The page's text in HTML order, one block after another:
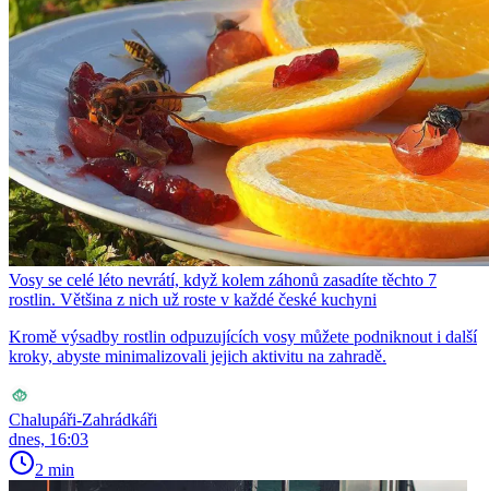
Vosy se celé léto nevrátí, když kolem záhonů zasadíte těchto 7
rostlin. Většina z nich už roste v každé české kuchyni
Kromě výsadby rostlin odpuzujících vosy můžete podniknout i další
kroky, abyste minimalizovali jejich aktivitu na zahradě.
Chalupáři-Zahrádkáři
dnes, 16:03
2 min